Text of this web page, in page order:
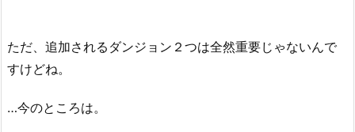
ただ、追加されるダンジョン２つは全然重要じゃないんで
すけどね。
…今のところは。